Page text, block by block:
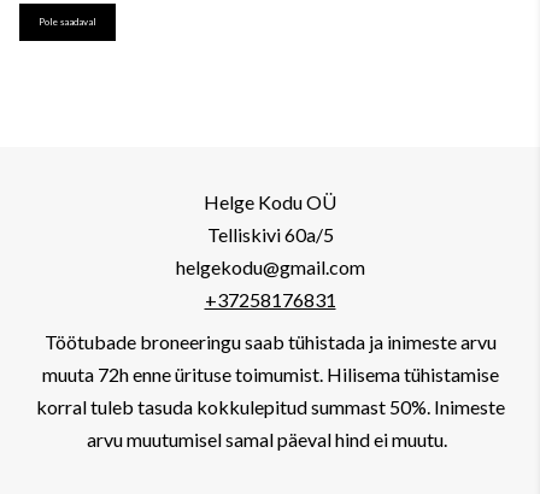
Pole saadaval
Helge Kodu OÜ
Telliskivi 60a/5
helgekodu@gmail.com
+37258176831
Töötubade broneeringu saab tühistada ja inimeste arvu
muuta 72h enne ürituse toimumist. Hilisema tühistamise
korral tuleb tasuda kokkulepitud summast 50%. Inimeste
arvu muutumisel samal päeval hind ei muutu.